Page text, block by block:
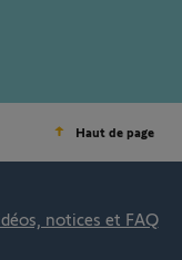
Haut de page
notices et FAQ